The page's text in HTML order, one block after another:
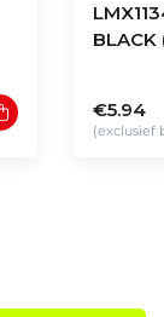
BLACK
€5.94
(exclusief